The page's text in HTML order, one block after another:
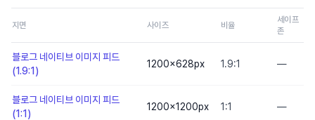
지면 사이즈 비율
세이프
존
블로그 네이티브 이미지 피드
(1.9:1)
1200×628px 1.9:1 —
블로그 네이티브 이미지 피드
(1:1)
1200×1200px 1:1 —